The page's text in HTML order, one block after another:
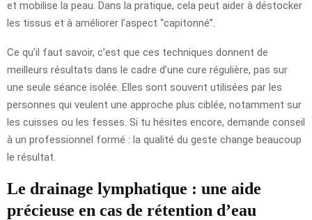
et mobilise la peau. Dans la pratique, cela peut aider à déstocker
les tissus et à améliorer l’aspect “capitonné”.
Ce qu’il faut savoir, c’est que ces techniques donnent de
meilleurs résultats dans le cadre d’une cure régulière, pas sur
une seule séance isolée. Elles sont souvent utilisées par les
personnes qui veulent une approche plus ciblée, notamment sur
les cuisses ou les fesses. Si tu hésites encore, demande conseil
à un professionnel formé : la qualité du geste change beaucoup
le résultat.
Le drainage lymphatique : une aide
précieuse en cas de rétention d’eau